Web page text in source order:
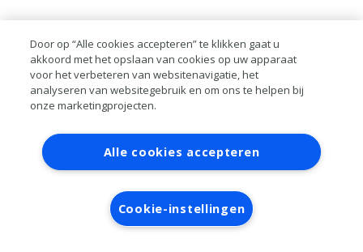
Contact Account aanvragen
Inloggen
RAI bestanden
Privacy
Algemene
voorwaarden
Verwerkersovereenkomst
Door op “Alle cookies accepteren” te klikken gaat u
akkoord met het opslaan van cookies op uw apparaat
voor het verbeteren van websitenavigatie, het
analyseren van websitegebruik en om ons te helpen bij
onze marketingprojecten.
Alle cookies accepteren
Cookie-instellingen